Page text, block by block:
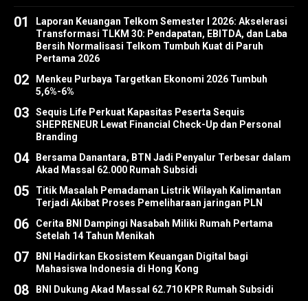
01
Laporan Keuangan Telkom Semester I 2026: Akselerasi
Transformasi TLKM 30: Pendapatan, EBITDA, dan Laba
Bersih Normalisasi Telkom Tumbuh Kuat di Paruh
Pertama 2026
02
Menkeu Purbaya Targetkan Ekonomi 2026 Tumbuh
5,6%-6%
03
Sequis Life Perkuat Kapasitas Peserta Sequis
SHEPRENEUR Lewat Financial Check-Up dan Personal
Branding
04
Bersama Danantara, BTN Jadi Penyalur Terbesar dalam
Akad Massal 62.000 Rumah Subsidi
05
Titik Masalah Pemadaman Listrik Wilayah Kalimantan
Terjadi Akibat Proses Pemeliharaan jaringan PLN
06
Cerita BNI Dampingi Nasabah Miliki Rumah Pertama
Setelah 14 Tahun Menikah
07
BNI Hadirkan Ekosistem Keuangan Digital bagi
Mahasiswa Indonesia di Hong Kong
08 BNI Dukung Akad Massal 62.710 KPR Rumah Subsidi